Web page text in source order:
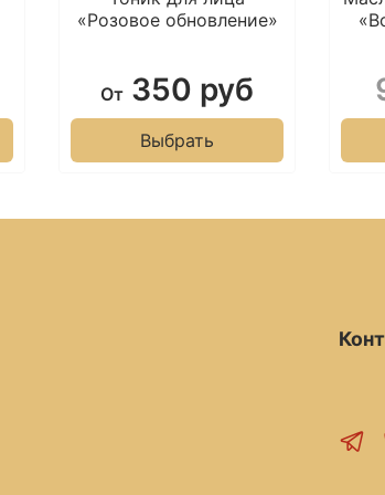
,
«Розовое обновление»
От 350 руб
Выбрать